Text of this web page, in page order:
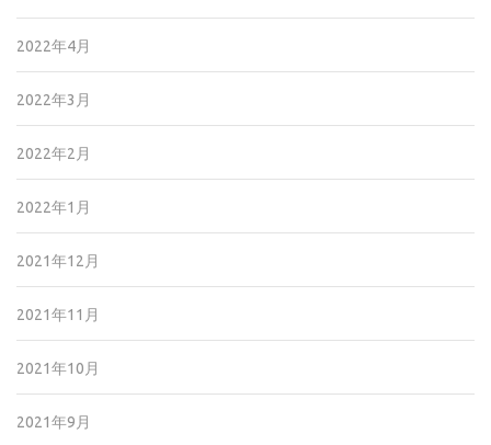
2022年4月
2022年3月
2022年2月
2022年1月
2021年12月
2021年11月
2021年10月
2021年9月